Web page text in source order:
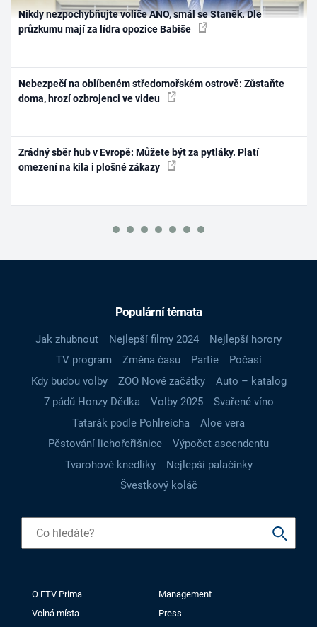
Nikdy nezpochybňujte voliče ANO, smál se Staněk. Dle
průzkumu mají za lídra opozice Babiše
Nebezpečí na oblíbeném středomořském ostrově: Zůstaňte
doma, hrozí ozbrojenci ve videu
Zrádný sběr hub v Evropě: Můžete být za pytláky. Platí
omezení na kila i plošné zákazy
Populární témata
Jak zhubnout Nejlepší filmy 2024
Nejlepší horory
TV program
Změna času Partie
Počasí
Kdy budou volby
ZOO Nové začátky
Auto – katalog
7 pádů Honzy Dědka
Volby 2025
Svařené víno
Tatarák podle Pohlreicha
Aloe vera
Pěstování lichořeřišnice
Výpočet ascendentu
Tvarohové knedlíky
Nejlepší palačinky
Švestkový koláč
O FTV Prima
Management
Volná místa
Press